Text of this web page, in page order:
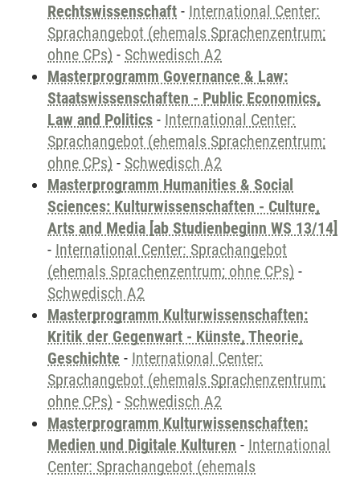
Rechtswissenschaft - International Center:
Sprachangebot (ehemals Sprachenzentrum;
ohne CPs) - Schwedisch A2
Masterprogramm Governance & Law:
Staatswissenschaften - Public Economics,
Law and Politics - International Center:
Sprachangebot (ehemals Sprachenzentrum;
ohne CPs) - Schwedisch A2
Masterprogramm Humanities & Social
Sciences: Kulturwissenschaften - Culture,
Arts and Media [ab Studienbeginn WS 13/14]
- International Center: Sprachangebot
(ehemals Sprachenzentrum; ohne CPs) -
Schwedisch A2
Masterprogramm Kulturwissenschaften:
Kritik der Gegenwart - Künste, Theorie,
Geschichte - International Center:
Sprachangebot (ehemals Sprachenzentrum;
ohne CPs) - Schwedisch A2
Masterprogramm Kulturwissenschaften:
Medien und Digitale Kulturen - International
Center: Sprachangebot (ehemals